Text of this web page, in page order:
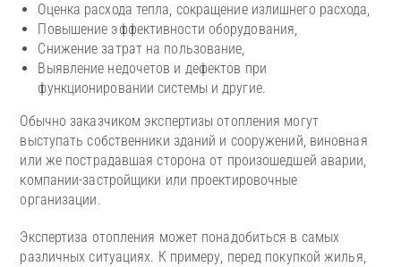
Оценка расхода тепла, сокращение излишнего расхода,
Повышение эффективности оборудования,
Снижение затрат на пользование,
Выявление недочетов и дефектов при
функционировании системы и другие.
Обычно заказчиком экспертизы отопления могут
выступать собственники зданий и сооружений, виновная
или же пострадавшая сторона от произошедшей аварии,
компании-застройщики или проектировочные
организации.
Экспертиза отопления может понадобиться в самых
различных ситуациях. К примеру, перед покупкой жилья,